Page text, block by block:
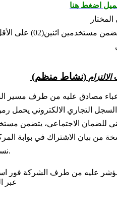
اضغط هنا
(نشاط منظم)
مصادق عليه من طرف مسير
 نسخة من الرخصة أو الاعتماد.
عليه من طرف الشركة فور
عبر